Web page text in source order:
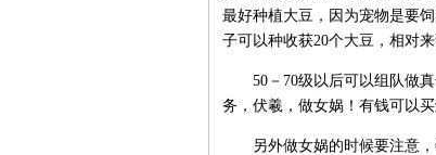
最好种植大豆，因为宠物是要
子可以种收获20个大豆，相对来
50－70级以后可以组队做真
务，伏羲，做女娲！有钱可以
另外做女娲的时候要注意，